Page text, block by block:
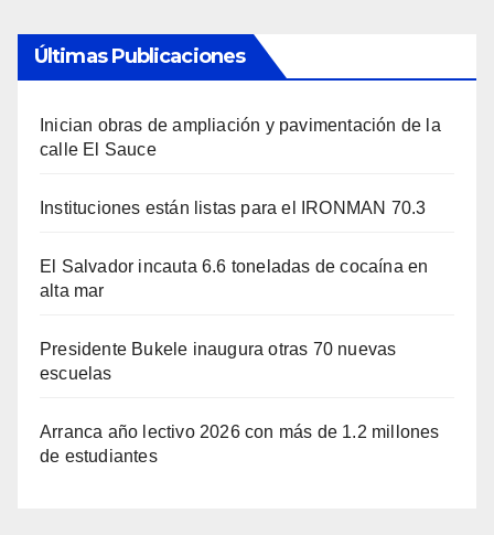
Últimas Publicaciones
Inician obras de ampliación y pavimentación de la
calle El Sauce
Instituciones están listas para el IRONMAN 70.3
El Salvador incauta 6.6 toneladas de cocaína en
alta mar
Presidente Bukele inaugura otras 70 nuevas
escuelas
Arranca año lectivo 2026 con más de 1.2 millones
de estudiantes